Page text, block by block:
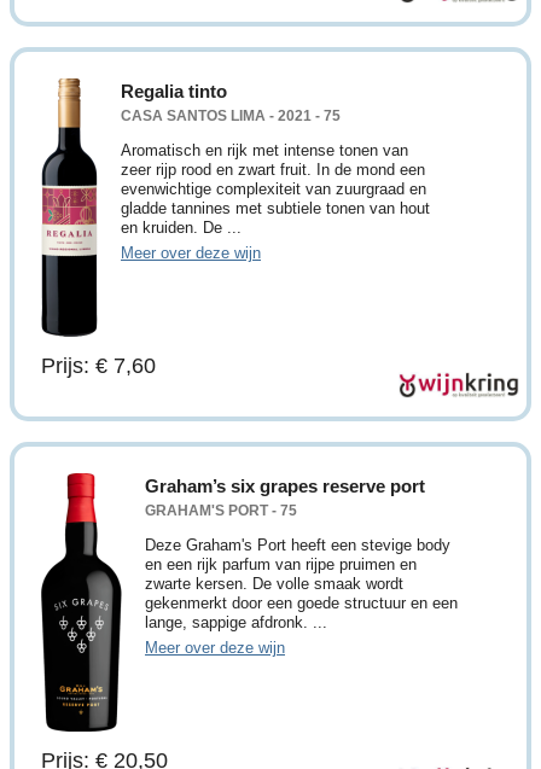
Regalia tinto
CASA SANTOS LIMA - 2021 - 75
Aromatisch en rijk met intense tonen van
zeer rijp rood en zwart fruit. In de mond een
evenwichtige complexiteit van zuurgraad en
gladde tannines met subtiele tonen van hout
en kruiden. De ...
Meer over deze wijn
Prijs: € 7,60
Graham’s six grapes reserve port
GRAHAM'S PORT - 75
Deze Graham's Port heeft een stevige body
en een rijk parfum van rijpe pruimen en
zwarte kersen. De volle smaak wordt
gekenmerkt door een goede structuur en een
lange, sappige afdronk. ...
Meer over deze wijn
Prijs: € 20,50